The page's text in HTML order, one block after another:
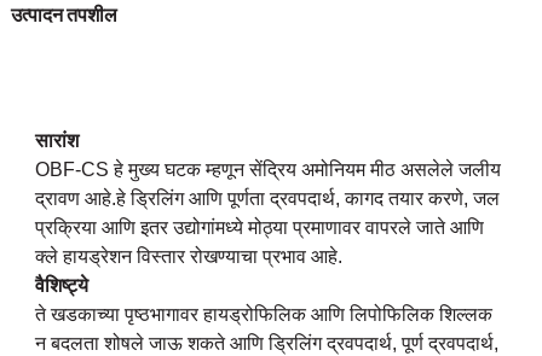
उत्पादन तपशील
सारांश
OBF-CS हे मुख्य घटक म्हणून सेंद्रिय अमोनियम मीठ असलेले जलीय
द्रावण आहे.हे ड्रिलिंग आणि पूर्णता द्रवपदार्थ, कागद तयार करणे, जल
प्रक्रिया आणि इतर उद्योगांमध्ये मोठ्या प्रमाणावर वापरले जाते आणि
क्ले हायड्रेशन विस्तार रोखण्याचा प्रभाव आहे.
वैशिष्ट्ये
ते खडकाच्या पृष्ठभागावर हायड्रोफिलिक आणि लिपोफिलिक शिल्लक
न बदलता शोषले जाऊ शकते आणि ड्रिलिंग द्रवपदार्थ, पूर्ण द्रवपदार्थ,